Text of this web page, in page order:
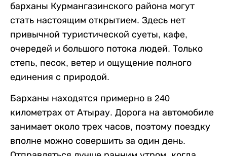
барханы Курмангазинского района могут
стать настоящим открытием. Здесь нет
привычной туристической суеты, кафе,
очередей и большого потока людей. Только
степь, песок, ветер и ощущение полного
единения с природой.
Барханы находятся примерно в 240
километрах от Атырау. Дорога на автомобиле
занимает около трех часов, поэтому поездку
вполне можно совершить за один день.